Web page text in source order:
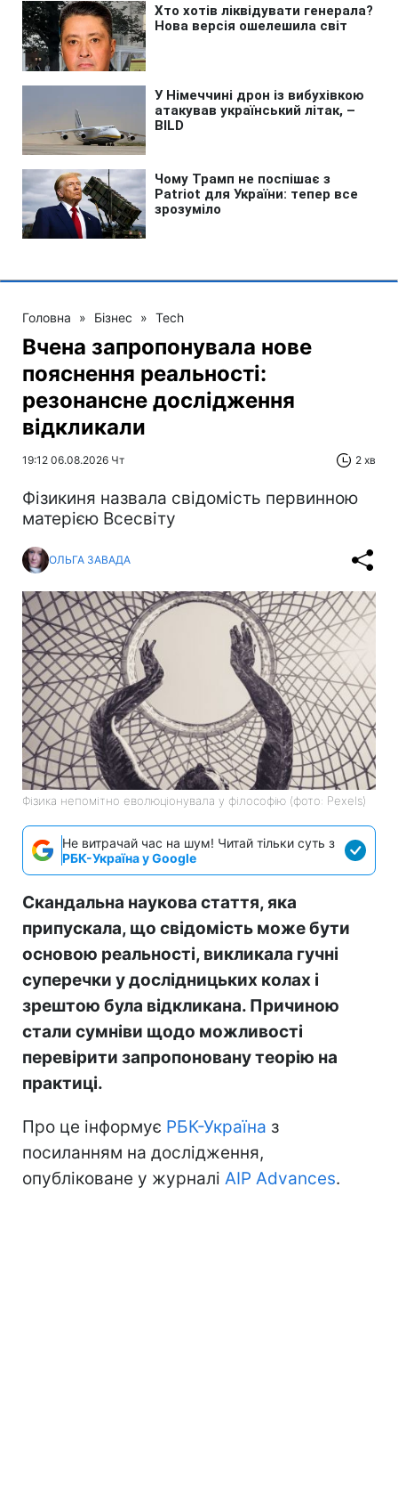
Головна » Бізнес » Tech
Вчена запропонувала нове
пояснення реальності:
резонансне дослідження
відкликали
19:12 06.08.2026 Чт 2 хв
Фізикиня назвала свідомість первинною
матерією Всесвіту
ОЛЬГА ЗАВАДА
Фізика непомітно еволюціонувала у філософію (фото: Pexels)
Не витрачай час на шум! Читай тільки суть з
РБК-Україна у Google
Скандальна наукова стаття, яка
припускала, що свідомість може бути
основою реальності, викликала гучні
суперечки у дослідницьких колах і
зрештою була відкликана. Причиною
стали сумніви щодо можливості
перевірити запропоновану теорію на
практиці.
Про це інформує РБК-Україна з
посиланням на дослідження,
опубліковане у журналі AIP Advances.